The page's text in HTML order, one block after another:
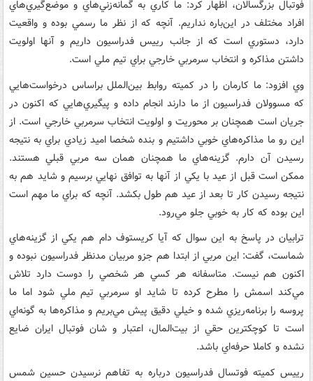
فوتبال بزرگسالان، اظهار کرد: ما کاري به گمانه‌زني‌هاي و موضع‌گيري‌هاي
افراد مختلف در اين‌باره نداريم. آنچه که از نظر ما رسمي بوده و واقعيت
دارد، دستوري است که از جانب رييس فدراسيون داريم و آنها اولويت
داشتن مذاکره و انتخاب سرمربي خارجي براي تيم ملي است.
وي افزود: ما کارمان را در کميته روابط بين‌الملل براساس درخواست‌هايي
که مسوولان فدراسيون از ما دارند انجام داده و پيگيري‌هايي که اکنون در
جريان است همچنان بر محوريت و اولويت انتخاب سرمربي خارجي است. از
اين رو ما مذاکره‌هاي خوبي داشتيم و بنده شخصا اميد زيادي براي به نتيجه
رسيدن آن دارم. گزينه‌هاي ما همچنان همان سه مربي قبلي هستند.
ممکن است قبل از عيد با يکي از آنها به توافق نهايي برسيم و شايد هم به
نتيجه رسيدن کار تا بعد از عيد هم طول بکشد. آنچه که براي ما مهم است
اين بوده که کار به خوبي جلو مي‌رود.
ترابيان در پاسخ به اين سوال که آيا کريستوف دام هم يکي از گزينه‌هاي
شماست، گفت: اين مربي از ابتدا هم جزو مربيان مدنظر فدراسيون نبوده و
اکنون هم نيست. متاسفانه هر کسي هر شخصي را دوست دارد تلاش
مي‌کند اسمش را مطرح کرده تا شايد او سرمربي تيم ملي شود اما ما
پروسه را برنامه‌ريزي شده و خيلي دقيق پيش مي‌بريم و مذاکره‌ها به گونه‌اي
است تا کوچکترين حقي از بيت‌المال، اعتبار و شان فوتبال ايران ضايع
نشده و کاملا حرفه‌اي باشد.
رييس کميته فوتسال فدراسيون درباره به تفاهم نرسيدن حسين شمس